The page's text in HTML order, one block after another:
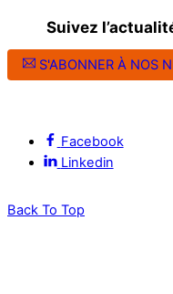
Suivez
S'ABONNER À NOS
Facebook
Linkedin
Back To Top